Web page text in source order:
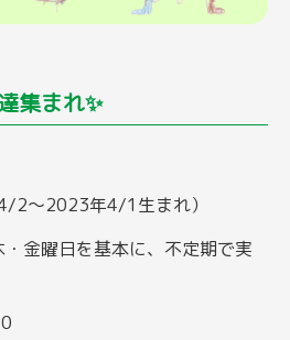
集まれ✨
2～2023年4/1生まれ）
金曜日を基本に、不定期で実